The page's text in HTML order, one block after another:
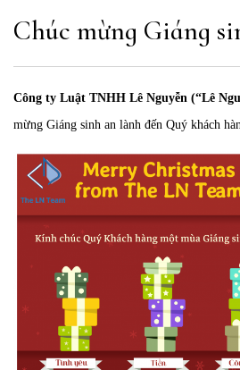
Chúc mừng Giáng
Công ty Luật TNHH Lê Nguyễn (“Lê
mừng Giáng sinh an lành đến Quý khách